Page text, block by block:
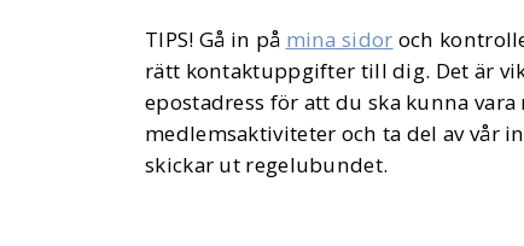
TIPS! Gå in på mina sidor och
rätt kontaktuppgifter till dig. Det är
epostadress för att du ska kunna vara
medlemsaktiviteter och ta del av vår
skickar ut regelubundet.